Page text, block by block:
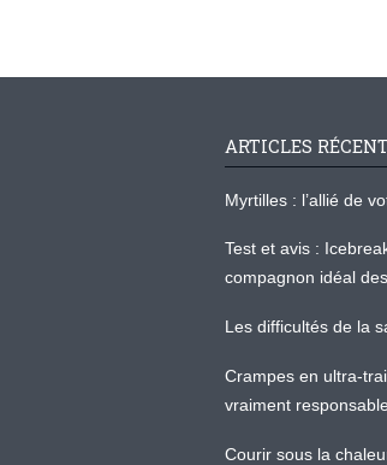
ARTICLES
Myrtilles : l’allié de
Test et avis :
compagnon idéal
Les difficultés de la
Crampes en ultra-
vraiment
Courir sous la